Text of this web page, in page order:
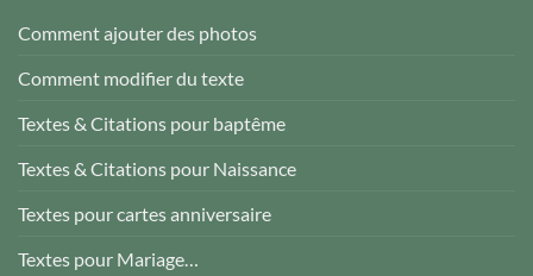
Comment ajouter des photos
Comment modifier du texte
Textes & Citations pour baptême
Textes & Citations pour Naissance
Textes pour cartes anniversaire
Textes pour Mariage…